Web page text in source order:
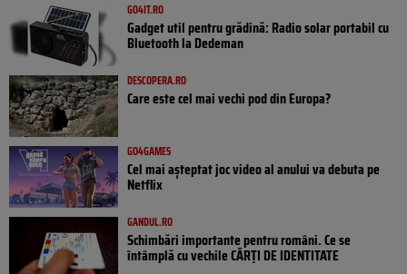
GO4IT.RO
Gadget util pentru grădină: Radio solar portabil cu
Bluetooth la Dedeman
DESCOPERA.RO
Care este cel mai vechi pod din Europa?
GO4GAMES
Cel mai așteptat joc video al anului va debuta pe
Netflix
GANDUL.RO
Schimbări importante pentru români. Ce se
întâmplă cu vechile CĂRȚI DE IDENTITATE